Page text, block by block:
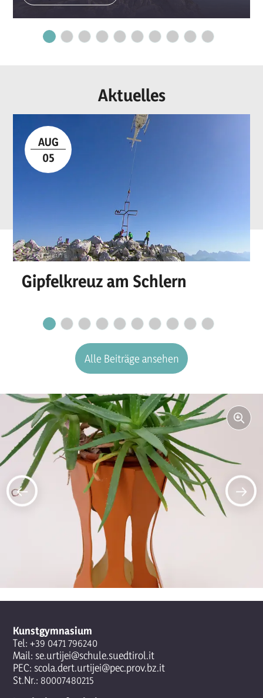
Aktuelles
AUG
05
Gipfelkreuz am Schlern
Alle Beiträge ansehen
Kunstgymnasium
Tel: +39 0471 796240
Mail: se.urtijei@schule.suedtirol.it
PEC: scola.dert.urtijei@pec.prov.bz.it
St.Nr.: 80007480215